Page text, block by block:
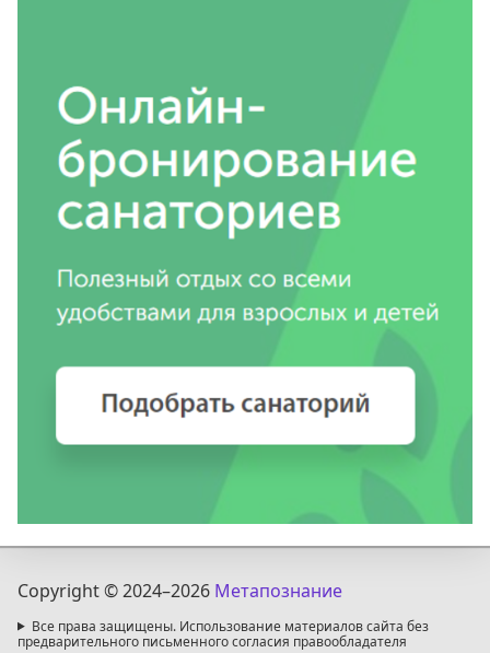
Copyright © 2024–2026 Метапознание
Все права защищены. Использование материалов сайта без
предварительного письменного согласия правообладателя